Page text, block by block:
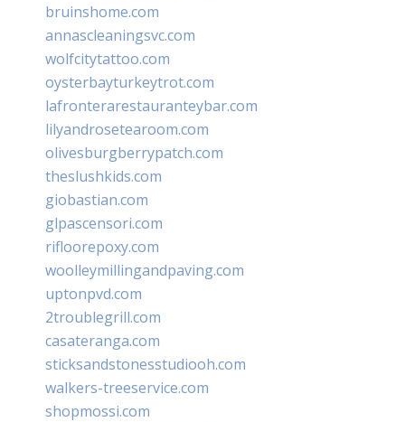
bruinshome.com
annascleaningsvc.com
wolfcitytattoo.com
oysterbayturkeytrot.com
lafronterarestauranteybar.com
lilyandrosetearoom.com
olivesburgberrypatch.com
theslushkids.com
giobastian.com
glpascensori.com
rifloorepoxy.com
woolleymillingandpaving.com
uptonpvd.com
2troublegrill.com
casateranga.com
sticksandstonesstudiooh.com
walkers-treeservice.com
shopmossi.com